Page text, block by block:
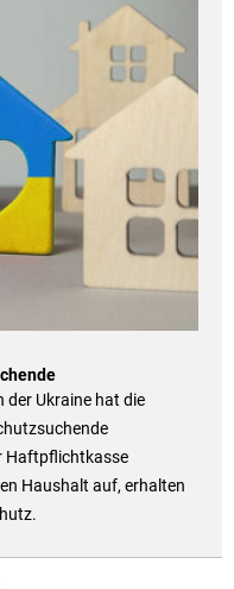
Ukraine hat die
Haftpflichtkasse
Haushalt auf, erhalten